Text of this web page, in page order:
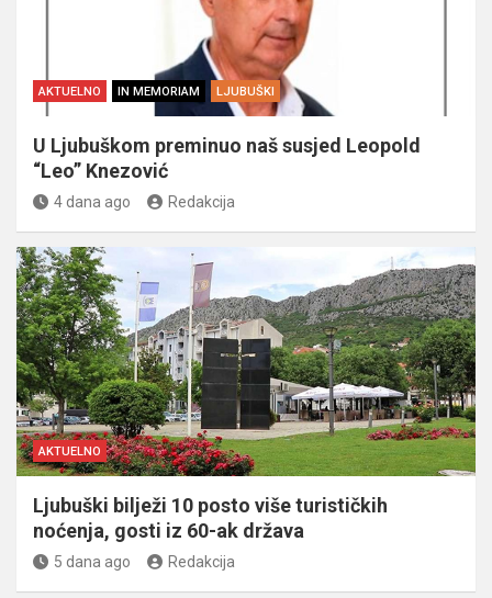
AKTUELNO IN MEMORIAM LJUBUŠKI
U Ljubuškom preminuo naš susjed Leopold
“Leo” Knezović
4 dana ago Redakcija
AKTUELNO
Ljubuški bilježi 10 posto više turističkih
noćenja, gosti iz 60-ak država
5 dana ago Redakcija